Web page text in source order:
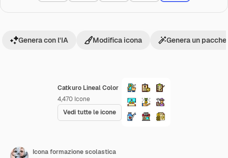
Catkuro Lineal Color
4,470 Icone
Vedi tutte le icone
Genera con l'IA Modifica icona Genera un
Icona formazione scolastica